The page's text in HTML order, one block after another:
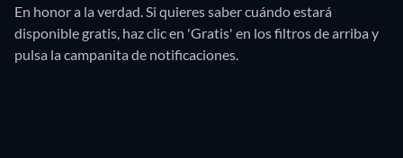
En honor a la verdad. Si quieres saber cuándo estará
disponible gratis, haz clic en 'Gratis' en los filtros de arriba y
pulsa la campanita de notificaciones.